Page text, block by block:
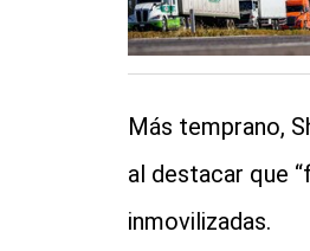
Más temprano,
al destacar que
inmovilizadas.